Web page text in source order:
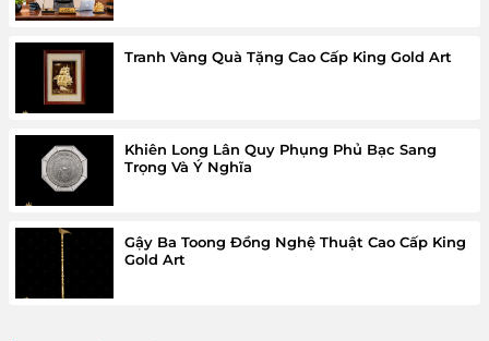
Tranh Vàng Quà Tặng Cao Cấp King Gold Art
Khiên Long Lân Quy Phụng Phủ Bạc Sang
Trọng Và Ý Nghĩa
Gậy Ba Toong Đồng Nghệ Thuật Cao Cấp King
Gold Art